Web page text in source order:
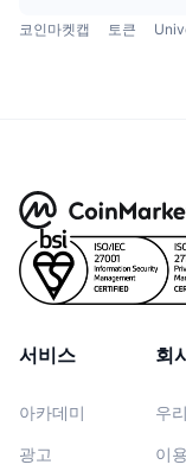
코인마켓캡 토큰
서비스
아카데미
광고
회
우
이